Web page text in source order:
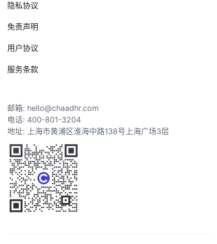
隐私协议
免责声明
用户协议
服务条款
邮箱: hello@chaadhr.com
电话: 400-801-3204
地址: 上海市黄浦区淮海中路138号上海广场3层